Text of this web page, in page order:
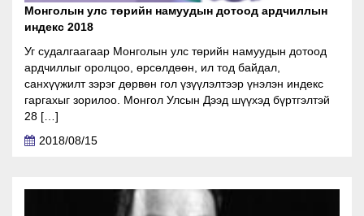
Монголын улс төрийн намуудын дотоод ардчиллын
индекс 2018
Уг судалгаагаар Монголын улс төрийн намуудын дотоод
ардчиллыг оролцоо, өрсөлдөөн, ил тод байдал,
санхүүжилт зэрэг дөрвөн гол үзүүлэлтээр үнэлэн индекс
гаргахыг зорилоо. Монгол Улсын Дээд шүүхэд бүртгэлтэй
28 […]
2018/08/15